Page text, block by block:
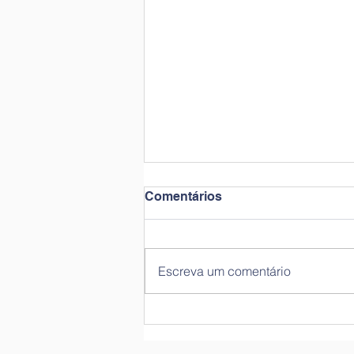
Comentários
Escreva um comentário